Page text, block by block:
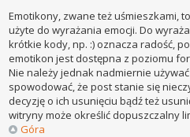
Emotikony, zwane też uśmieszkami,
użyte do wyrażania emocji. Do
krótkie kody, np. :) oznacza radość,
emotikon jest dostępna z poziomu
Nie należy jednak nadmiernie
spowodować, że post stanie się
decyzję o ich usunięciu bądź też
witryny może określić dopuszczalny
Góra